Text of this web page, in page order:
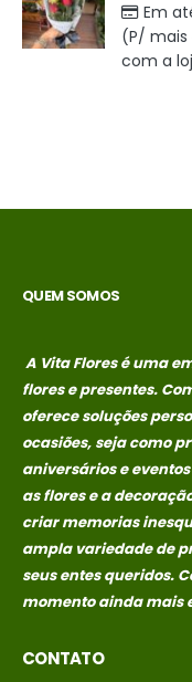
Em
(P/
com a
QUEM SOMOS
A Vita Flores é uma
flores e presentes.
oferece soluções
ocasiões, seja como
aniversários e
as flores e a
criar memorias
ampla variedade de
seus entes queridos.
momento ainda mais
CONTATO